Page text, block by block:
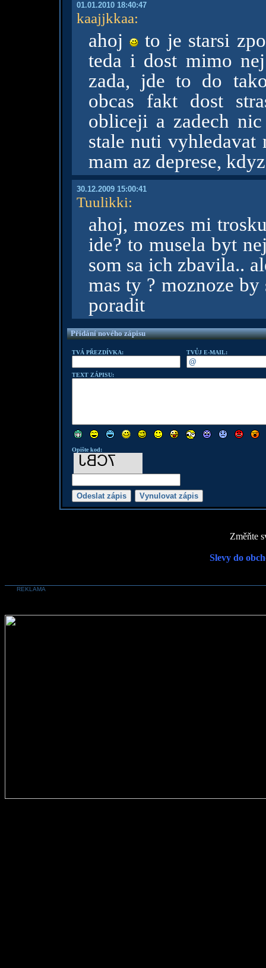
01.01.2010 18:40:47
kaajjkkaa:
ahoj
to je starsi
teda i dost mimo
zada, jde to do
obcas fakt dost
obliceji a zadech
stale nuti vyhledavat
mam az deprese,
30.12.2009 15:00:41
Tuulikki:
ahoj, mozes mi
ide? to musela byt
som sa ich zbavila..
mas ty ? moznoze
poradit
Přidání nového zápisu
TVÁ PŘEZDÍVKA: TVŮJ E-MAIL:
TEXT ZÁPISU:
Opište kod:
Změňte
Slevy do
REKLAMA